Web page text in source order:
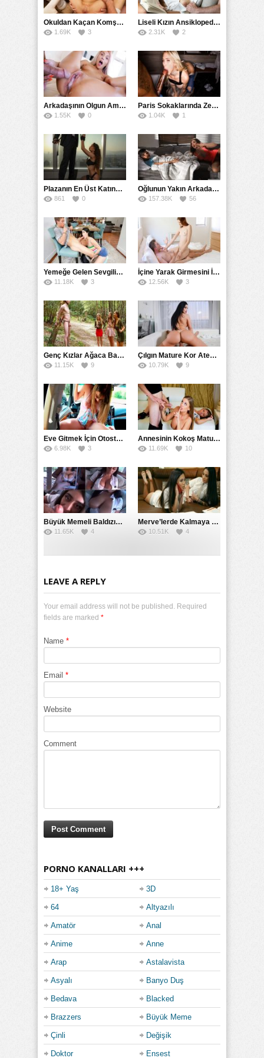
Okuldan Kaçan Komşu Kızını Bakire Sanıp Götten Sikti
1.69K 3
Liseli Kızın Ansiklopedisini Kitap Gibi Tane Tane Okudu
2.31K 2
Arkadaşının Olgun Amcasına Siktirip İçine Boşalmasını İstedi
1.55K 0
Paris Sokaklarında Zenci Yarağını Gırtlağına Kadar İndirdi
1.04K 1
Plazanın En Üst Katında Üst Seviye Köle Fantezisi Sikişi
861 0
Oğlunun Yakın Arkadaşına Yorgan Altından Sulanan Milf
157.38K 56
Yemeğe Gelen Sevgilisinin Arkadaşına Yarak Yedirdi
11.18K 3
İçine Yarak Girmesini İsteyince Kuzeninin Penisini Kullandı
12.56K 3
Genç Kızlar Ağaca Bağlayarak Tecavüz Etmek İstediler
11.15K 9
Çılgın Mature Kor Ateşiyle Misafirini Yakıp Eritti
10.79K 9
Eve Gitmek İçin Otostop Çeken Üniversiteli Bedelini Ödedi
6.98K 3
Annesinin Kokoş Mature Arkadaşı Tarafından Saksoya Uğradı
11.69K 10
Büyük Memeli Baldızının Takipçilerinin Çoğalması İçin Yardım Etti
11.65K 4
Merve’lerde Kalmaya Gelen Liseli Kız Fanteziyi Dibine Verdirdi
10.51K 4
LEAVE A REPLY
Your email address will not be published. Required
fields are marked *
Name *
Email *
Website
Comment
PORNO KANALLARI +++
18+ Yaş 3D
64 Altyazılı
Amatör Anal
Anime Anne
Arap Astalavista
Asyalı Banyo Duş
Bedava Blacked
Brazzers Büyük Meme
Çinli Değişik
Doktor Ensest